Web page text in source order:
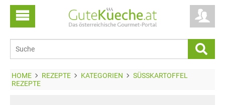
HOME REZEPTE KATEGORIEN
SÜSSKARTOFFEL R
EZEPTE